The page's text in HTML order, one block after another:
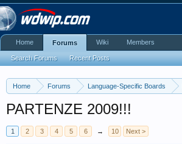
Home Forums Language-Specific Boards
PARTENZE 2009!!!
1 2 3 4 5 6 → 10 Next >
Home Forums
Search Forums Recent Posts
Wiki Members